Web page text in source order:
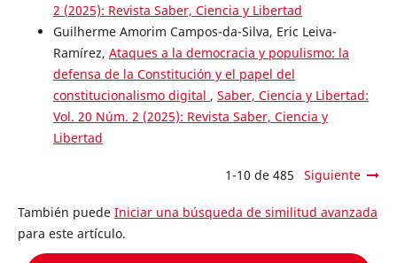
2 (2025): Revista Saber, Ciencia y Libertad
Guilherme Amorim Campos-da-Silva, Eric Leiva-
Ramírez, Ataques a la democracia y populismo: la
defensa de la Constitución y el papel del
constitucionalismo digital , Saber, Ciencia y Libertad:
Vol. 20 Núm. 2 (2025): Revista Saber, Ciencia y
Libertad
1-10 de 485 Siguiente
También puede Iniciar una búsqueda de similitud avanzada
para este artículo.